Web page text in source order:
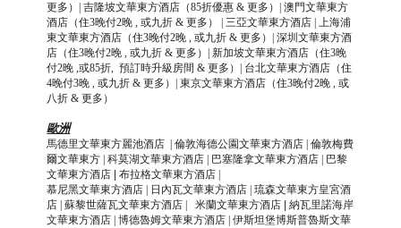
更多）| 吉隆坡文華東方酒店（85折優惠 & 更多）| 澳門文華東方
酒店（住3晚付2晚 , 或九折 & 更多）
| 三亞文華東方酒店 | 上海浦
東文華東方酒店（住3晚付2晚 , 或九折 & 更多）
|深圳文華東方酒
店（住3晚付2晚 , 或九折 & 更多）| 新加坡文華東方酒店（住3晚
付2晚 ,或85折, 預訂時升級房間 & 更多）
台北文華東方酒店（住
4晚付3晚 , 或九折 & 更多）| 東京文華東方酒店（住3晚付2晚 , 或
八折 & 更多）
歐洲
馬德里文華東方麗池酒店 |倫敦海德公園文華東方酒店 |倫敦梅費
爾文華東方 |科莫湖文華東方酒店 巴塞隆拿文華東方酒店
巴黎
文華東方酒店
|布拉格文華東方酒店
慕尼黑文華東方酒店
| 日內瓦文華東方酒店 |琉森文華東方皇宮酒
店 |蘇黎世薩瓦文華東方酒店 |米蘭文華東方酒店 |納瓦里諾海岸
文華東方酒店 |博德魯姆文華東方酒店 |伊斯坦堡博斯普魯斯文華